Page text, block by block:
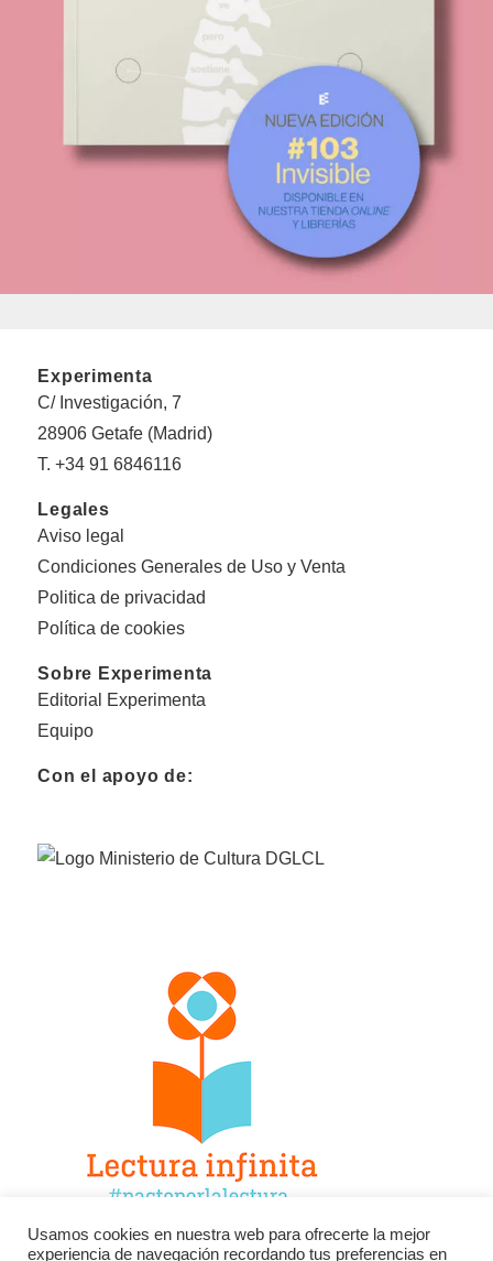
Experimenta
C/ Investigación, 7
28906 Getafe (Madrid)
T. +34 91 6846116
Legales
Aviso legal
Condiciones Generales de Uso y Venta
Politica de privacidad
Política de cookies
Sobre Experimenta
Editorial Experimenta
Equipo
Con el apoyo de:
Usamos cookies en nuestra web para ofrecerte la mejor
experiencia de navegación recordando tus preferencias en